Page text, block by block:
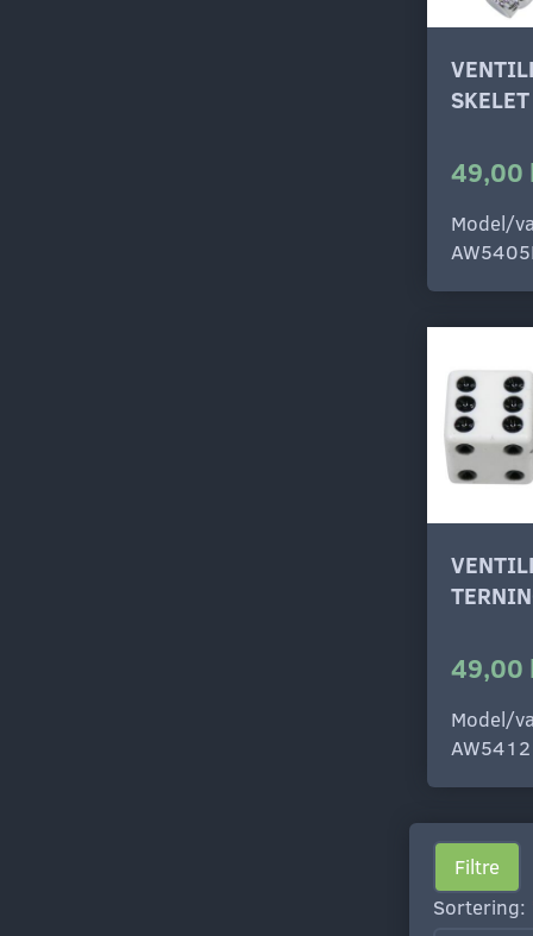
49,00
Model/
49,00
Model/
AW5412
Filtre
Sortering: